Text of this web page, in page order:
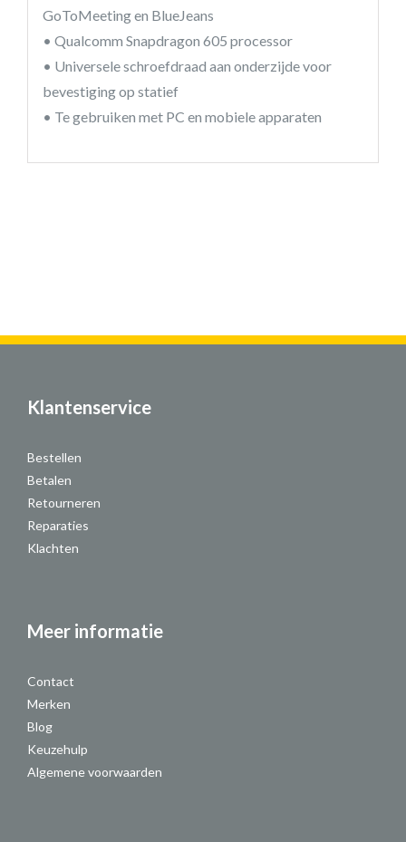
GoToMeeting en BlueJeans
• Qualcomm Snapdragon 605 processor
• Universele schroefdraad aan onderzijde voor
bevestiging op statief
• Te gebruiken met PC en mobiele apparaten
Klantenservice
Bestellen
Betalen
Retourneren
Reparaties
Klachten
Meer informatie
Contact
Merken
Blog
Keuzehulp
Algemene voorwaarden